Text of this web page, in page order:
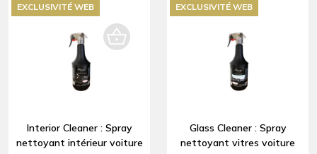
Interior Cleaner : Spray
nettoyant intérieur voiture
EXCLUSIVITÉ WEB
Glass Cleaner : Spray
nettoyant vitres voiture
EXCLUSIVITÉ WEB